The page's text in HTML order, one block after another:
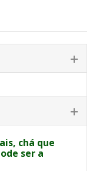
chá que
ser a